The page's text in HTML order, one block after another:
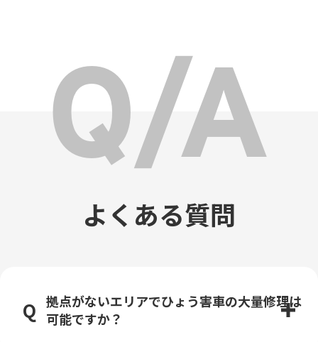
よくある質問
拠点がないエリアでひょう害車の大量修理は
可能ですか？